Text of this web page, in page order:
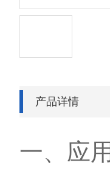
产品详情
一、应